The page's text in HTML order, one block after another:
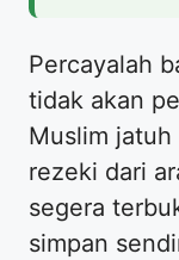
Percayalah
tidak akan
Muslim
rezeki dari
segera
simpan